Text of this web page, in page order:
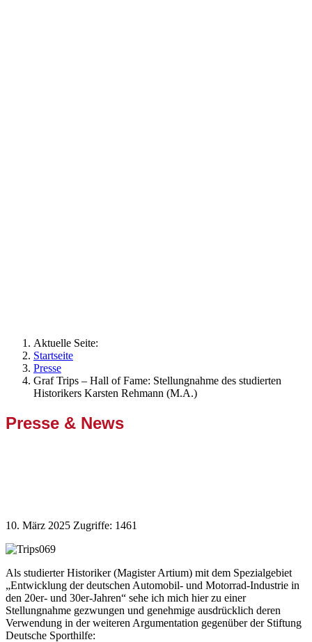
Aktuelle Seite:
Startseite
Presse
Graf Trips – Hall of Fame: Stellungnahme des studierten
Historikers Karsten Rehmann (M.A.)
Presse & News
10. März 2025 Zugriffe: 1461
Als studierter Historiker (Magister Artium) mit dem Spezialgebiet
„Entwicklung der deutschen Automobil- und Motorrad-Industrie in
den 20er- und 30er-Jahren“ sehe ich mich hier zu einer
Stellungnahme gezwungen und genehmige ausdrücklich deren
Verwendung in der weiteren Argumentation gegenüber der Stiftung
Deutsche Sporthilfe: